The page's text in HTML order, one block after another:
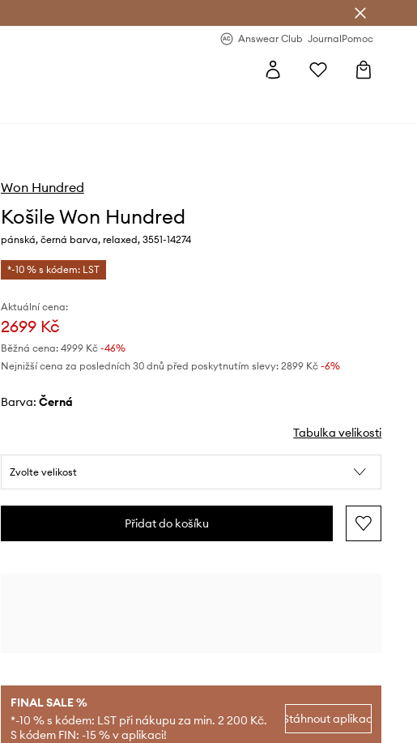
Answear Club JournalPomoc
Won Hundred
Košile Won Hundred
pánská, černá barva, relaxed, 3551-14274
*-10 % s kódem: LST
Aktuální cena:
2699 Kč
Běžná cena: 4999 Kč-46%
Nejnižší cena za posledních 30 dnů před poskytnutím slevy: 2899 Kč -6%
Barva: černá
Tabulka velikosti
Zvolte velikost
Přidat do košíku
FINAL SALE %
*-10 % s kódem: LST při nákupu za min. 2 200 Kč.
S kódem FIN: -15 % v aplikaci!
Stáhnout aplikaci